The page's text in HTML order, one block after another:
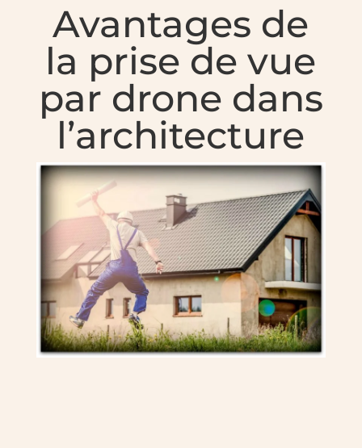
Avantages de
la prise de vue
par drone dans
l’architecture